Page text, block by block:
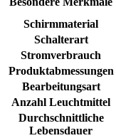
Schirmmaterial
Schalterart
Stromverbrauch
Produktabmessungen
Bearbeitungsart
Anzahl Leuchtmittel
Durchschnittliche
Lebensdauer